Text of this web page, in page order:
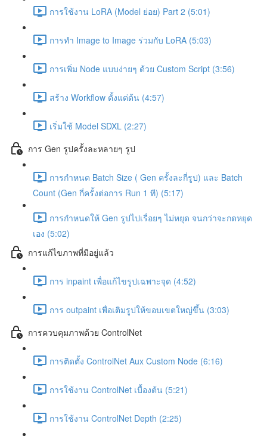
การใช้งาน LoRA (Model ย่อย) Part 2 (5:01)
การทำ Image to Image ร่วมกับ LoRA (5:03)
การเพิ่ม Node แบบง่ายๆ ด้วย Custom Script (3:56)
สร้าง Workflow ตั้งแต่ต้น (4:57)
เริ่มใช้ Model SDXL (2:27)
การ Gen รูปครั้งละหลายๆ รูป
การกำหนด Batch Size ( Gen ครั้งละกี่รูป) และ Batch
Count (Gen กี่ครั้งต่อการ Run 1 ที) (5:17)
การกำหนดให้ Gen รูปไปเรื่อยๆ ไม่หยุด จนกว่าจะกดหยุด
เอง (5:02)
การแก้ไขภาพที่มีอยู่แล้ว
การ inpaint เพื่อแก้ไขรูปเฉพาะจุด (4:52)
การ outpaint เพื่อเติมรูปให้ขอบเขตใหญ่ขึ้น (3:03)
การควบคุมภาพด้วย ControlNet
การติดตั้ง ControlNet Aux Custom Node (6:16)
การใช้งาน ControlNet เบื้องต้น (5:21)
การใช้งาน ControlNet Depth (2:25)